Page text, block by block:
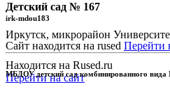
Детский сад № 167
Иркутск, микрорайон
Находится на Rused.ru
Перейти на сайт
irk-mdou183
Сайт находится на rused Перейти
МБДОУ детский сад комбинированного